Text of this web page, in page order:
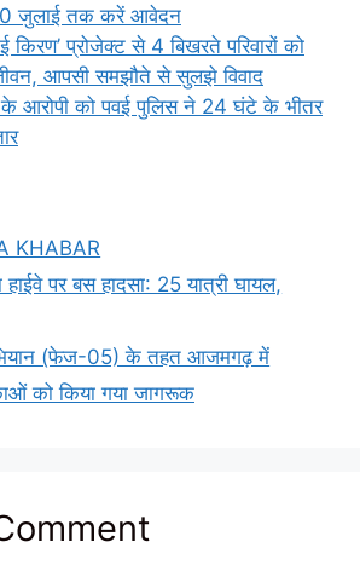
जुलाई तक करें आवेदन
प्रोजेक्ट से 4 बिखरते परिवारों को
आपसी समझौते से सुलझे विवाद
के आरोपी को पवई पुलिस ने 24 घंटे के भीतर
KHABAR
हाईवे पर बस हादसा: 25 यात्री घायल,
(फेज-05) के तहत आजमगढ़ में
को किया गया जागरूक